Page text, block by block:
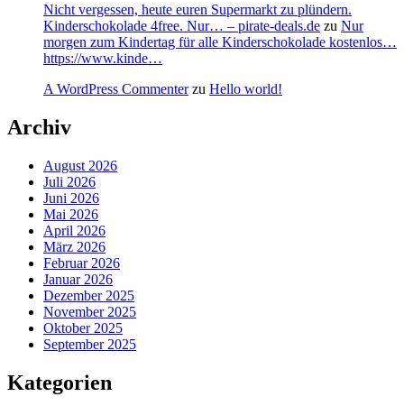
Nicht vergessen, heute euren Supermarkt zu plündern.
Kinderschokolade 4free. Nur… – pirate-deals.de zu Nur
morgen zum Kindertag für alle Kinderschokolade kostenlos…
https://www.kinde…
A WordPress Commenterzu Hello world!
Archiv
August 2026
Juli 2026
Juni 2026
Mai 2026
April 2026
März 2026
Februar 2026
Januar 2026
Dezember 2025
November 2025
Oktober 2025
September 2025
Kategorien